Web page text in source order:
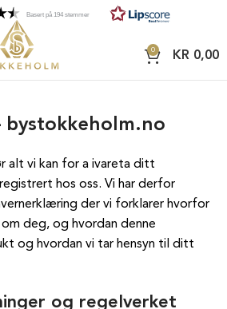
Basert på 194 stemmer
0 KR 0,00
bystokkeholm.no
alt vi kan for a ivareta ditt
hos oss. Vi har derfor
der vi forklarer hvorfor
deg, og hvordan denne
og hvordan vi tar hensyn til ditt
og regelverket